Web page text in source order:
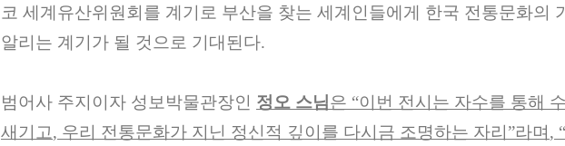
코 세계유산위원회를 계기로 부산을 찾는 세계인들에게 한국 전통문화의
알리는 계기가 될 것으로 기대된다.
범어사 주지이자 성보박물관장인 정오 스님 은 “이번 전시는 자수를 통해
새기고, 우리 전통문화가 지닌 정신적 깊이를 다시금 조명하는 자리 ”라며 , “